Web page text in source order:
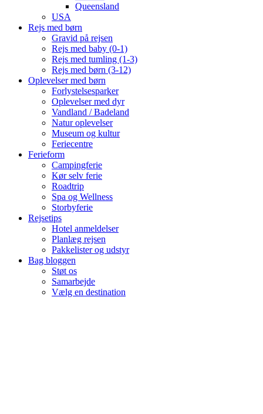
Queensland
USA
Rejs med børn
Gravid på rejsen
Rejs med baby (0-1)
Rejs med tumling (1-3)
Rejs med børn (3-12)
Oplevelser med børn
Forlystelsesparker
Oplevelser med dyr
Vandland / Badeland
Natur oplevelser
Museum og kultur
Feriecentre
Ferieform
Campingferie
Kør selv ferie
Roadtrip
Spa og Wellness
Storbyferie
Rejsetips
Hotel anmeldelser
Planlæg rejsen
Pakkelister og udstyr
Bag bloggen
Støt os
Samarbejde
Vælg en destination